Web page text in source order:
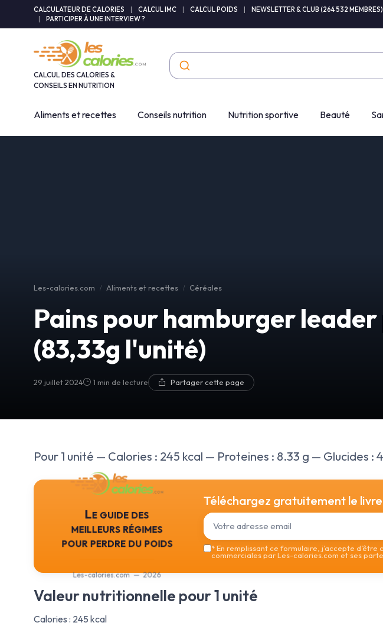
CALCULATEUR DE CALORIES CALCUL IMC CALCUL POIDS NEWSLETTER & CLUB (264 532 MEMBRES)
PARTICIPER À UNE INTERVIEW ?
CALCUL DES CALORIES &
CONSEILS EN NUTRITION
Aliments et recettes Conseils nutrition Nutrition sportive Beauté
Les-calories.com Aliments et recettes Céréales
Pains pour hamburger
(83,33g l'unité)
29 juillet 2024 1 min de lecture Partager cette page
Pour 1 unité — Calories : 245 kcal — Proteines : 8.33 g — Glucides :
Le guide des
meilleurs régimes
pour perdre du poids
Les-calories.com — 2026
Téléchargez gratuitement le
*En remplissant ce formulaire, j’accepte d’être
commerciales par Les-calories.com et ses
Valeur nutritionnelle pour 1 unité
Calories : 245 kcal
Panneau de gestion des cookies